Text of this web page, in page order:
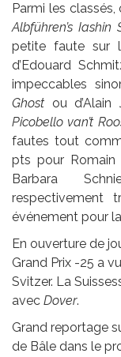
Parmi les
Albführen’s Iashin
petite faute sur
d’Edouard
impeccables
Ghost ou d’Alain
Picobello van’t
fautes tout
pts pour Romain
Barbara
respectivement
événement pour
En ouverture de
Grand Prix -25 a
Svitzer. La
avec Dover.
Grand reportage
de Bâle dans le